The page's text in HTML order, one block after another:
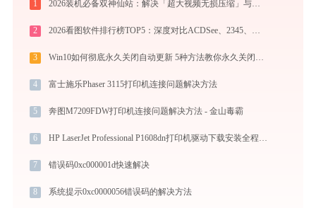
1 2026装机必备双神仙站：解决「超大视频无损压缩」与「冷门格式4K高清播放」的终极方案
2 2026看图软件排行榜TOP5：深度对比ACDSee、2345、光影、Honeyview、FastStone
3 Win10如何彻底永久关闭自动更新 5种方法教你永久关闭win10自动更新
4 富士施乐Phaser 3115打印机连接问题解决方法
5 奔图M7209FDW打印机连接问题解决方法 - 金山毒霸
6 HP LaserJet Professional P1608dn打印机驱动下载安装全程指导，轻松解决打印问题
7 错误码0xc000001d快速解决
8 系统提示0xc0000056错误码的解决方法